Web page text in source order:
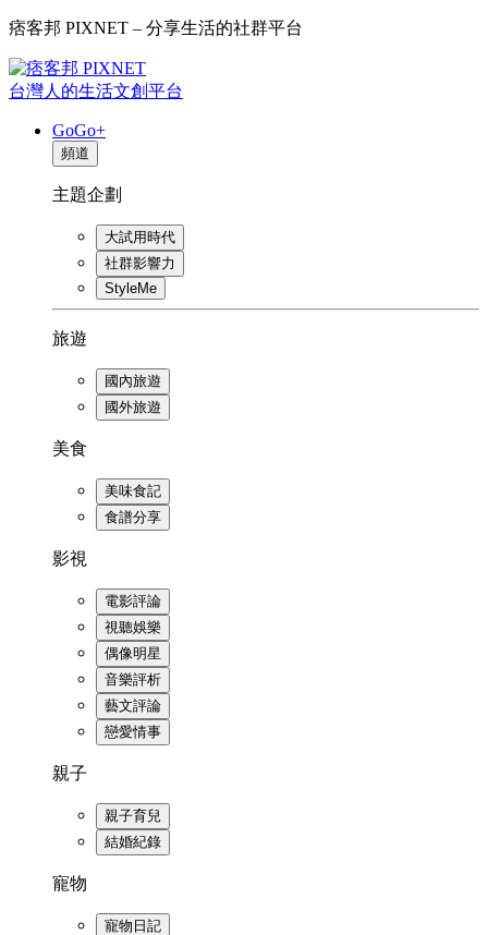
痞客邦 PIXNET – 分享生活的社群平台
台灣人的生活文創平台
GoGo+
頻道
主題企劃
大試用時代
社群影響力
StyleMe
旅遊
國內旅遊
國外旅遊
美食
美味食記
食譜分享
影視
電影評論
視聽娛樂
偶像明星
音樂評析
藝文評論
戀愛情事
親子
親子育兒
結婚紀錄
寵物
寵物日記